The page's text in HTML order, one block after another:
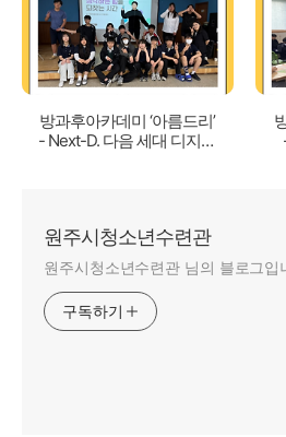
방과후아카데미 ‘아름드리’
- Next-D. 다음 세대 디지털
원주시청소년수련관
원주시청소년수련관 님의 블로그입
구독하기